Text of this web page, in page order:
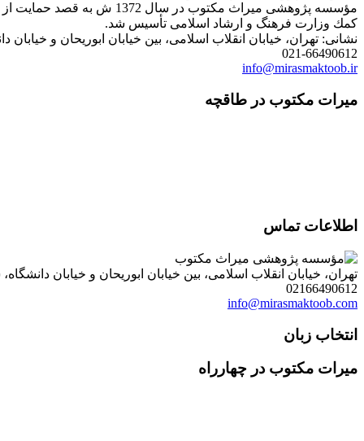
مؤسسه پژوهشی میراث
كمك وزارت فرهنگ و ارشاد اسلامی تأسیس شد.
نشانی: تهران، خیابان انقلاب اسلامی، بین خیابان ابوریحان و خیابان دانشگاه، شمارۀ 1182
021-66490612
info@mirasmaktoob.ir
میرات مکتوب در طاقچه
اطلاعات تماس
تهران، خیابان انقلاب اسلامی، بین خیابان ابوریحان و خیابان دانشگاه، شمارۀ 1182 (ساختمان فروردین)، طبقۀ دوم، واحد 8 ، روابط عمومی مؤسسه پژوهی میراث مکتوب؛
02166490612
info@mirasmaktoob.com
انتخاب زبان
میرات مکتوب در چهارراه